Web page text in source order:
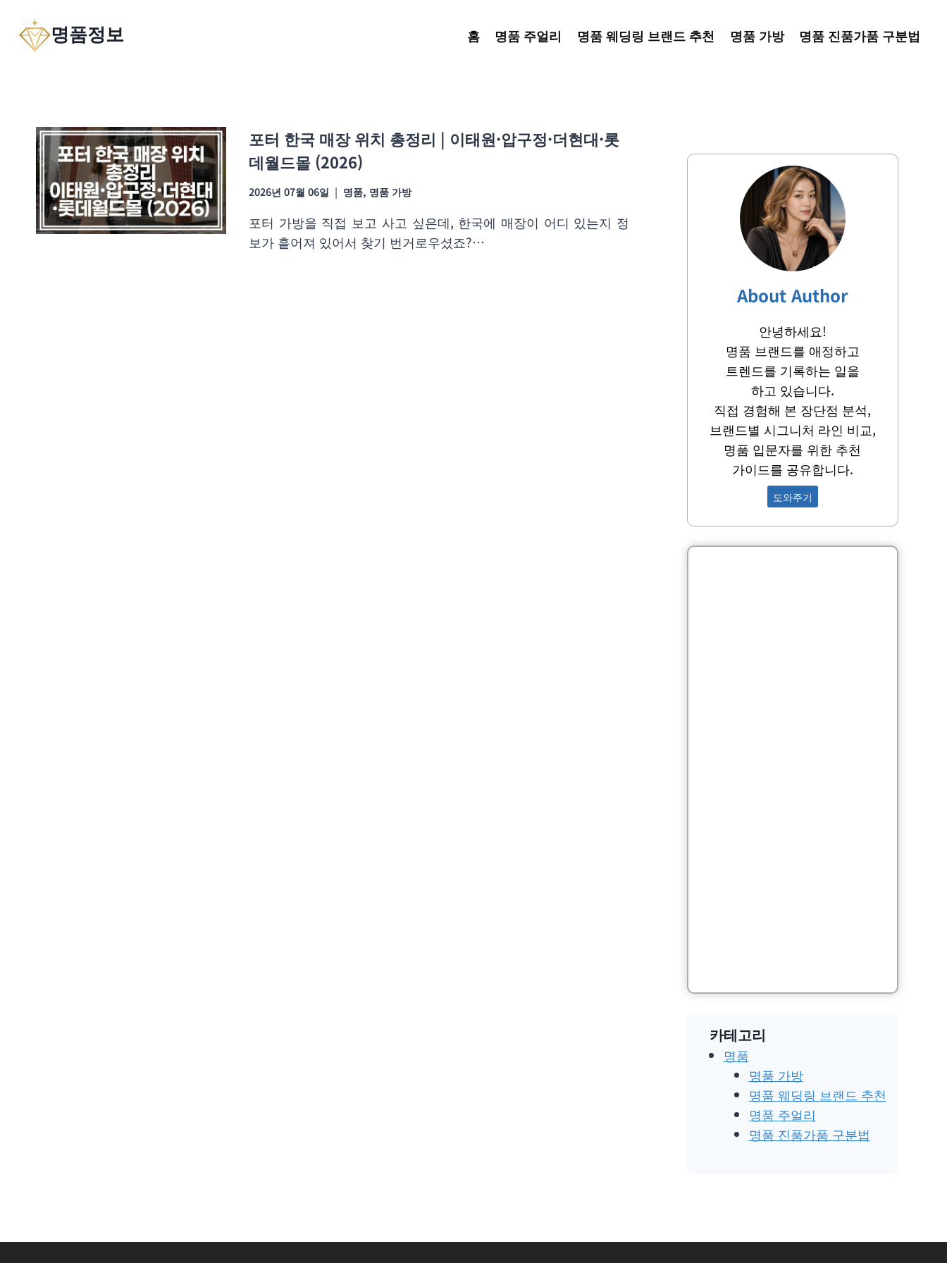
content
명품정보 홈 명품 주얼리 명품 웨딩링 브랜드 추천 명품 가방 명품 진품가품 구분법
포터 한국 매장 위치 총정리 | 이태원·압구정·더현대·롯
데월드몰 (2026)
2026년 07월 06일 명품, 명품 가방
포터 가방을 직접 보고 사고 싶은데, 한국에 매장이 어디 있는지 정
보가 흩어져 있어서 찾기 번거로우셨죠?…
About Author
안녕하세요!
명품 브랜드를 애정하고
트렌드를 기록하는 일을
하고 있습니다.
직접 경험해 본 장단점 분석,
브랜드별 시그니처 라인 비교,
명품 입문자를 위한 추천
가이드를 공유합니다.
도와주기
카테고리
명품
명품 가방
명품 웨딩링 브랜드 추천
명품 주얼리
명품 진품가품 구분법